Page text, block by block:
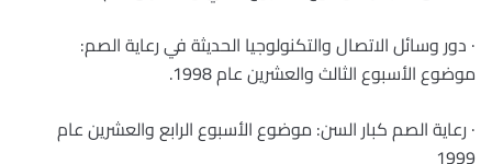
· دور وسائل الاتصال والتكنولوجيا الحديثة في رعاية الصم:
موضوع الأسبوع الثالث والعشرين عام 1998.
· رعاية الصم كبار السن: موضوع الأسبوع الرابع والعشرين عام